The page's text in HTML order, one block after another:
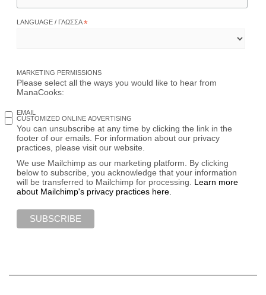
LANGUAGE / ΓΛΏΣΣΑ*
MARKETING PERMISSIONS
Please select all the ways you would like to hear from
ManaCooks:
EMAIL
CUSTOMIZED ONLINE ADVERTISING
You can unsubscribe at any time by clicking the link in the
footer of our emails. For information about our privacy
practices, please visit our website.
We use Mailchimp as our marketing platform. By clicking
below to subscribe, you acknowledge that your information
will be transferred to Mailchimp for processing. Learn more
about Mailchimp's privacy practices here.